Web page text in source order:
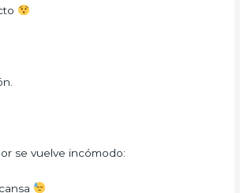
se vuelve incómodo: